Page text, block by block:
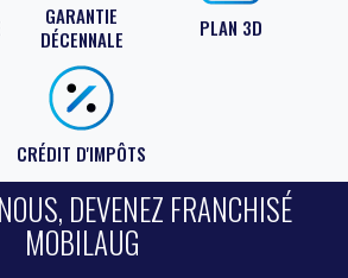
GARANTIE
DÉCENNALE
PLAN 3D
CRÉDIT D'IMPÔTS
DEVENEZ FRANCHISÉ
MOBILAUG